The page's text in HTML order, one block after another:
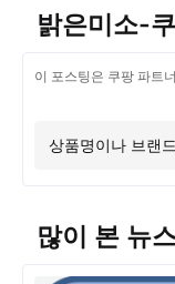
밝은미소-
이 포스팅은 쿠팡 파트
많이 본 뉴